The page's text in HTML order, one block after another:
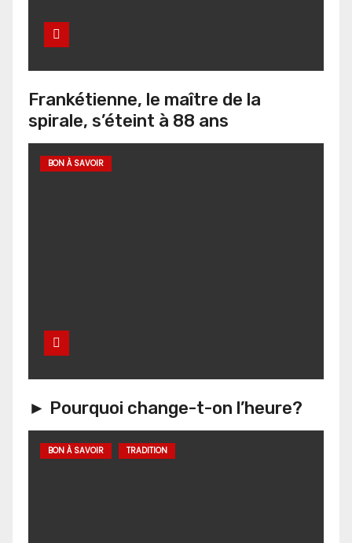
Frankétienne, le maître de la
spirale, s’éteint à 88 ans
BON À SAVOIR
► Pourquoi change-t-on l’heure?
BON À SAVOIR TRADITION